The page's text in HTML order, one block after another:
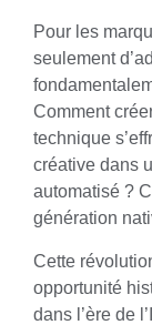
Pour les
seulement
Comment
technique
créative dans
automatisé ?
génération
Cette
opportunité
dans l’ère de